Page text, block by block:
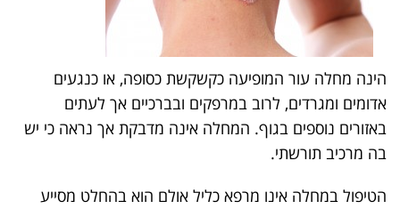
הינה מחלה עור המופיעה כקשקשת כסופה, או כנגעים
אדומים ומגרדים, לרוב במרפקים ובברכיים אך לעתים
באזורים נוספים בגוף. המחלה אינה מדבקת אך נראה כי יש
בה מרכיב תורשתי.
הטיפול במחלה אינו מרפא כליל אולם הוא בהחלט מסייע